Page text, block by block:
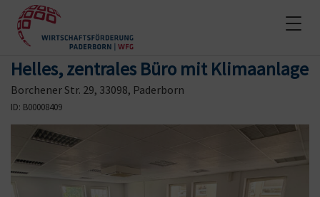
T
g
a
i
Helles, zentrales Büro mit Klimaanlage
Borchener Str. 29, 33098, Paderborn
ID: B00008409